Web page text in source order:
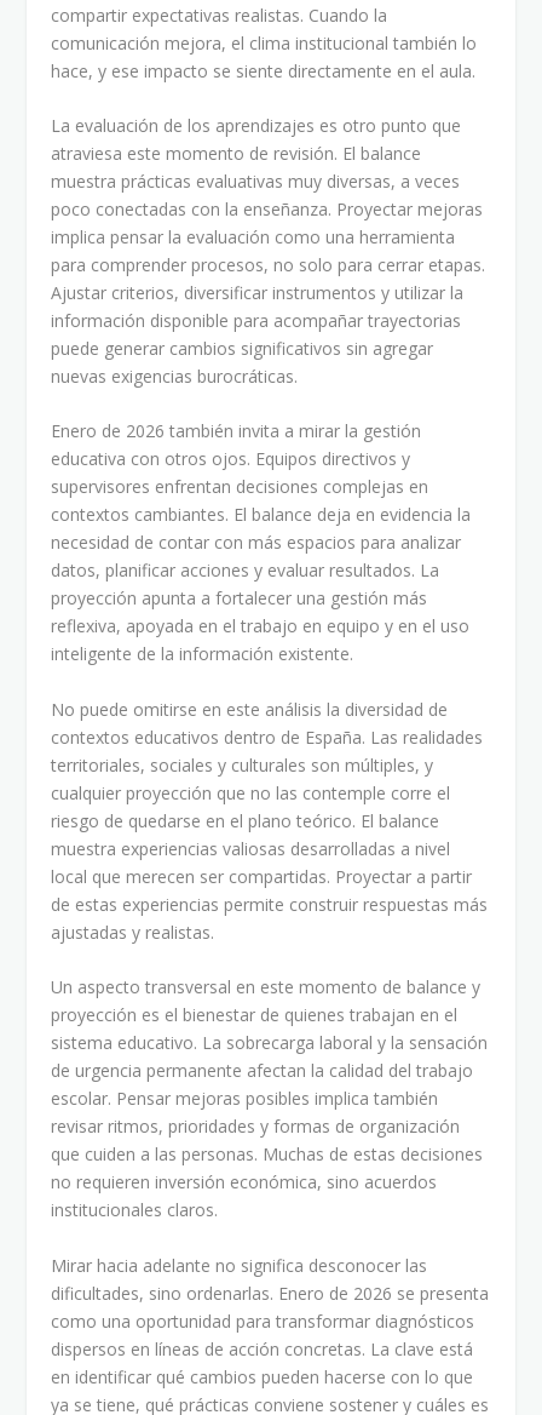
compartir expectativas realistas. Cuando la
comunicación mejora, el clima institucional también lo
hace, y ese impacto se siente directamente en el aula.
La evaluación de los aprendizajes es otro punto que
atraviesa este momento de revisión. El balance
muestra prácticas evaluativas muy diversas, a veces
poco conectadas con la enseñanza. Proyectar mejoras
implica pensar la evaluación como una herramienta
para comprender procesos, no solo para cerrar etapas.
Ajustar criterios, diversificar instrumentos y utilizar la
información disponible para acompañar trayectorias
puede generar cambios significativos sin agregar
nuevas exigencias burocráticas.
Enero de 2026 también invita a mirar la gestión
educativa con otros ojos. Equipos directivos y
supervisores enfrentan decisiones complejas en
contextos cambiantes. El balance deja en evidencia la
necesidad de contar con más espacios para analizar
datos, planificar acciones y evaluar resultados. La
proyección apunta a fortalecer una gestión más
reflexiva, apoyada en el trabajo en equipo y en el uso
inteligente de la información existente.
No puede omitirse en este análisis la diversidad de
contextos educativos dentro de España. Las realidades
territoriales, sociales y culturales son múltiples, y
cualquier proyección que no las contemple corre el
riesgo de quedarse en el plano teórico. El balance
muestra experiencias valiosas desarrolladas a nivel
local que merecen ser compartidas. Proyectar a partir
de estas experiencias permite construir respuestas más
ajustadas y realistas.
Un aspecto transversal en este momento de balance y
proyección es el bienestar de quienes trabajan en el
sistema educativo. La sobrecarga laboral y la sensación
de urgencia permanente afectan la calidad del trabajo
escolar. Pensar mejoras posibles implica también
revisar ritmos, prioridades y formas de organización
que cuiden a las personas. Muchas de estas decisiones
no requieren inversión económica, sino acuerdos
institucionales claros.
Mirar hacia adelante no significa desconocer las
dificultades, sino ordenarlas. Enero de 2026 se presenta
como una oportunidad para transformar diagnósticos
dispersos en líneas de acción concretas. La clave está
en identificar qué cambios pueden hacerse con lo que
ya se tiene, qué prácticas conviene sostener y cuáles es